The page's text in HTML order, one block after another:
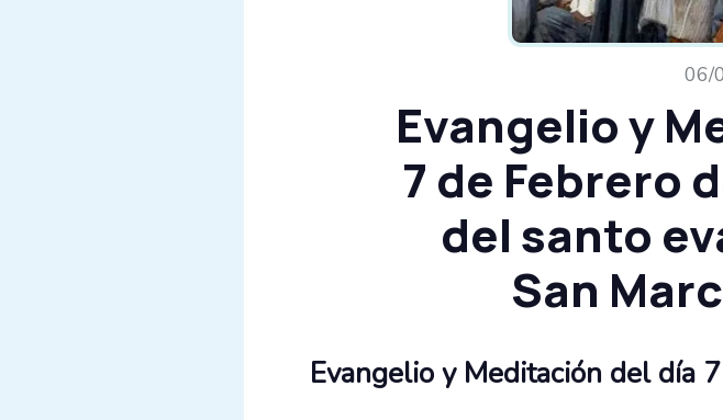
06/
Evangelio y
7 de Febrero
del santo
San
Evangelio y Meditación del día​